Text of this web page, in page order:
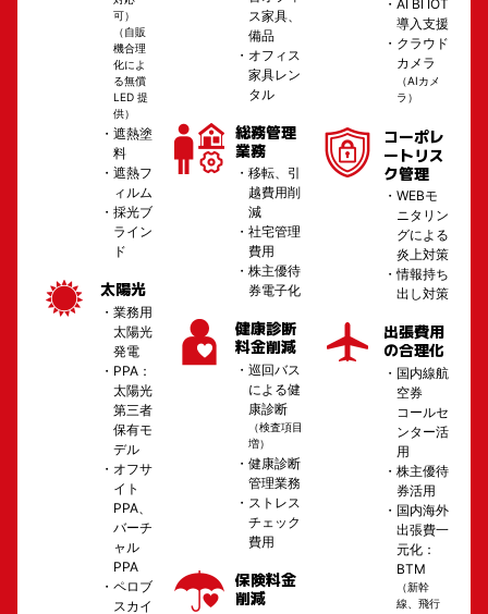
可）
（自販
機合理
化によ
る無償
LED 提
供）
遮熱塗
料
遮熱フ
ィルム
採光ブ
ライン
ド
太陽光
業務用
太陽光
発電
PPA：
太陽光
第三者
保有モ
デル
オフサ
イト
PPA、
バーチ
ャル
PPA
ペロブ
スカイ
ス家具、
備品
オフィス
家具レン
タル
総務管理
業務
移転、引
越費用削
減
社宅管理
費用
株主優待
券電子化
健康診断
料金削減
巡回バス
による健
康診断
（検査項目
増）
健康診断
管理業務
ストレス
チェック
費用
保険料金
削減
AI BI IOT
導入支援
クラウド
カメラ
（AIカメ
ラ）
コーポレ
ートリス
ク管理
WEBモ
ニタリン
グによる
炎上対策
情報持ち
出し対策
出張費用
の合理化
国内線航
空券
コールセ
ンター活
用
株主優待
券活用
国内海外
出張費一
元化：
BTM
（新幹
線、飛行